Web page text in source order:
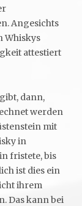
Angesichts
Whiskys
attestiert
dann,
werden
mit
in
fristete, bis
ist dies ein
ihrem
Das kann bei